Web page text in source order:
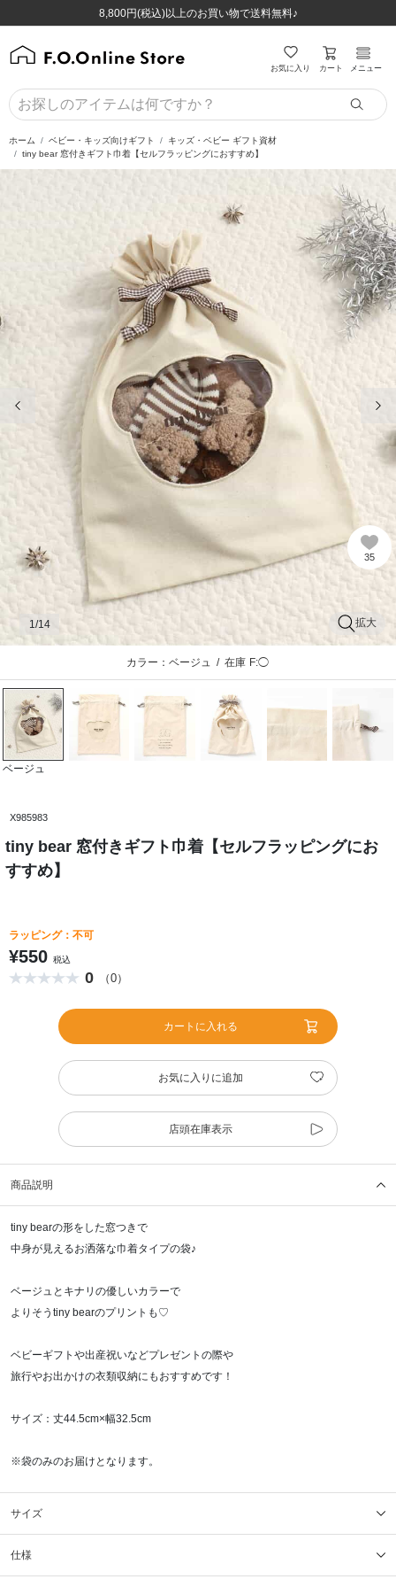
8,800円(税込)以上のお買い物で送料無料♪
ほぼ全品半額！！8/12(水)お昼12:59まで！！
8,800円(税込)以上のお買い物で送料無料♪
ほぼ全品半額！！8/12(水)お昼12:59まで！！
お気に入り カート メニュー
ホーム ベビー・キッズ向けギフト
キッズ・ベビー ギフト資材
tiny bear 窓付きギフト巾着【セルフラッピングにおすすめ】
35
拡大
1 /14
カラー：ベージュ / 在庫 F:◯
ベージュ
X985983
tiny bear 窓付きギフト巾着【セルフラッピングにお
すすめ】
ラッピング：不可
¥550 税込
0 （0）
カートに入れる
お気に入りに追加
店頭在庫表示
商品説明
tiny bearの形をした窓つきで
中身が見えるお洒落な巾着タイプの袋♪
ベージュとキナリの優しいカラーで
よりそうtiny bearのプリントも♡
ベビーギフトや出産祝いなどプレゼントの際や
旅行やお出かけの衣類収納にもおすすめです！
サイズ：丈44.5cm×幅32.5cm
※袋のみのお届けとなります。
サイズ
仕様